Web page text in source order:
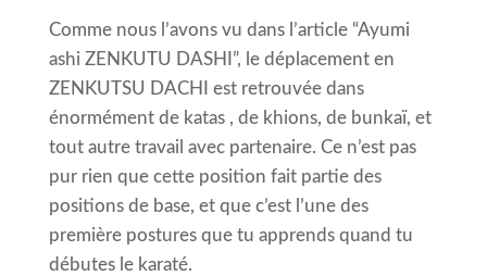
Comme nous l’avons vu dans l’article “Ayumi
ashi ZENKUTU DASHI”, le déplacement en
ZENKUTSU DACHI est retrouvée dans
énormément de katas , de khions, de bunkaï, et
tout autre travail avec partenaire. Ce n’est pas
pur rien que cette position fait partie des
positions de base, et que c’est l’une des
première postures que tu apprends quand tu
débutes le karaté.